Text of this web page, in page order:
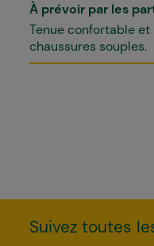
À prévoir par les
Tenue confortable et
chaussures souples.
Suivez toutes